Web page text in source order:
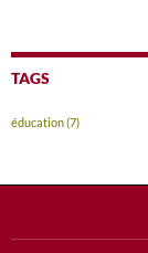
TAGS
éducation(7)